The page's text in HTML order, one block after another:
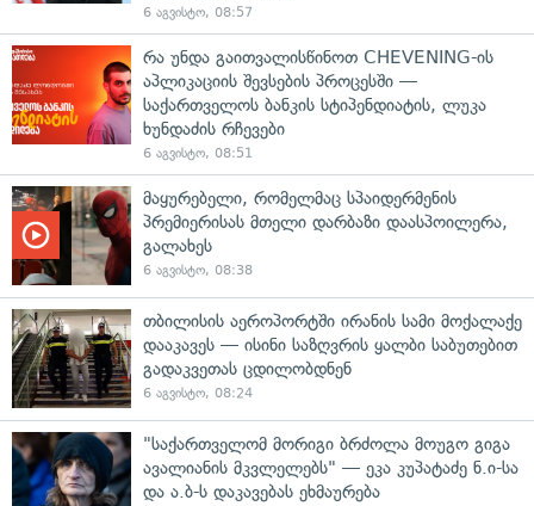
6 აგვისტო, 08:57
რა უნდა გაითვალისწინოთ CHEVENING-ის
აპლიკაციის შევსების პროცესში —
საქართველოს ბანკის სტიპენდიატის, ლუკა
ხუნდაძის რჩევები
6 აგვისტო, 08:51
მაყურებელი, რომელმაც სპაიდერმენის
პრემიერისას მთელი დარბაზი დაასპოილერა,
გალახეს
6 აგვისტო, 08:38
თბილისის აეროპორტში ირანის სამი მოქალაქე
დააკავეს — ისინი საზღვრის ყალბი საბუთებით
გადაკვეთას ცდილობდნენ
6 აგვისტო, 08:24
"საქართველომ მორიგი ბრძოლა მოუგო გიგა
ავალიანის მკვლელებს" — ეკა კუპატაძე ნ.ი-სა
და ა.ბ-ს დაკავებას ეხმაურება